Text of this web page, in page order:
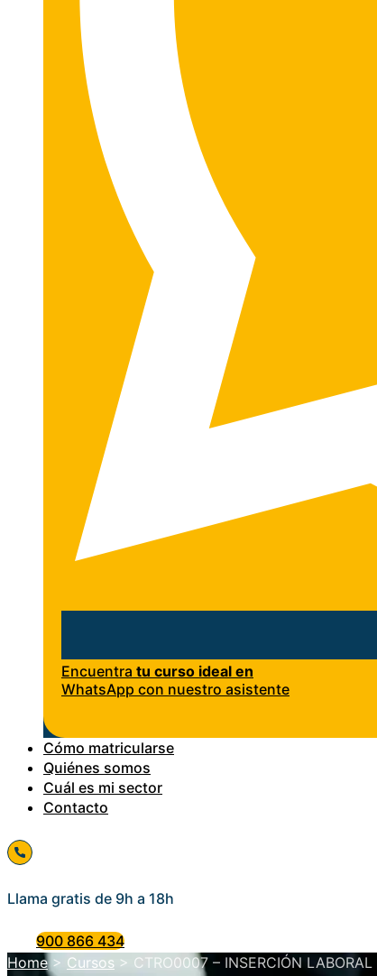
Encuentra tu curso ideal en
WhatsApp con nuestro asistente
Cómo matricularse
Quiénes somos
Cuál es mi sector
Contacto
Llama gratis de 9h a 18h
900 866 434
Home > Cursos > CTRO0007 – INSERCIÓN